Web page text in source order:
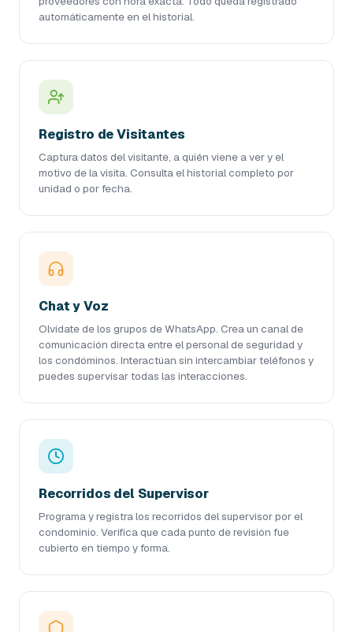
automáticamente en el historial.
Registro de Visitantes
Captura datos del visitante, a quién viene a ver y el
motivo de la visita. Consulta el historial completo por
unidad o por fecha.
Chat y Voz
Olvídate de los grupos de WhatsApp. Crea un canal de
comunicación directa entre el personal de seguridad y
los condóminos. Interactúan sin intercambiar teléfonos y
puedes supervisar todas las interacciones.
Recorridos del Supervisor
Programa y registra los recorridos del supervisor por el
condominio. Verifica que cada punto de revisión fue
cubierto en tiempo y forma.